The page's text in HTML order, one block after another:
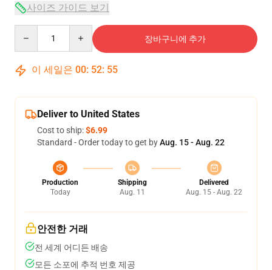
사이즈 가이드 보기
장바구니에 추가
이 세일은 00: 52: 54
Deliver to United States
Cost to ship:$6.99
Standard - Order today to get byAug. 15 - Aug. 22
Production
Today
Shipping
Aug. 11
Delivered
Aug. 15 - Aug. 22
안전한 거래
전 세계 어디든 배송
모든 소포에 추적 번호 제공